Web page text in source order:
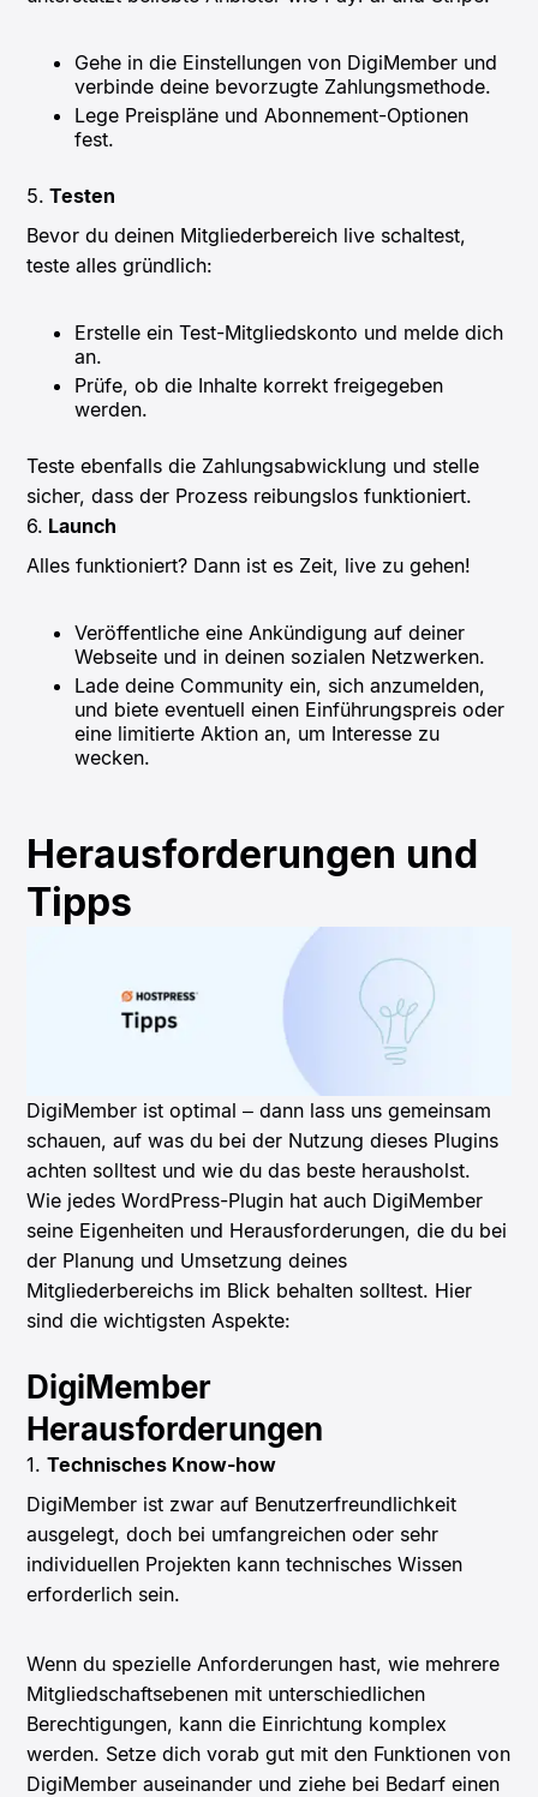
Gehe in die Einstellungen von DigiMember und
verbinde deine bevorzugte Zahlungsmethode.
Lege Preispläne und Abonnement-Optionen
fest.
5. Testen
Bevor du deinen Mitgliederbereich live schaltest,
teste alles gründlich:
Erstelle ein Test-Mitgliedskonto und melde dich
an.
Prüfe, ob die Inhalte korrekt freigegeben
werden.
Teste ebenfalls die Zahlungsabwicklung und stelle
sicher, dass der Prozess reibungslos funktioniert.
6. Launch
Alles funktioniert? Dann ist es Zeit, live zu gehen!
Veröffentliche eine Ankündigung auf deiner
Webseite und in deinen sozialen Netzwerken.
Lade deine Community ein, sich anzumelden,
und biete eventuell einen Einführungspreis oder
eine limitierte Aktion an, um Interesse zu
wecken.
Herausforderungen und
Tipps
DigiMember ist optimal – dann lass uns gemeinsam
schauen, auf was du bei der Nutzung dieses Plugins
achten solltest und wie du das beste herausholst.
Wie jedes WordPress-Plugin hat auch DigiMember
seine Eigenheiten und Herausforderungen, die du bei
der Planung und Umsetzung deines
Mitgliederbereichs im Blick behalten solltest. Hier
sind die wichtigsten Aspekte:
DigiMember
Herausforderungen
1.Technisches Know-how
DigiMember ist zwar auf Benutzerfreundlichkeit
ausgelegt, doch bei umfangreichen oder sehr
individuellen Projekten kann technisches Wissen
erforderlich sein.
Wenn du spezielle Anforderungen hast, wie mehrere
Mitgliedschaftsebenen mit unterschiedlichen
Berechtigungen, kann die Einrichtung komplex
werden. Setze dich vorab gut mit den Funktionen von
DigiMember auseinander und ziehe bei Bedarf einen